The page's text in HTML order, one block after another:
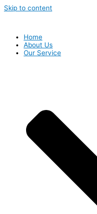
Skip to content
Home
About Us
Our Service